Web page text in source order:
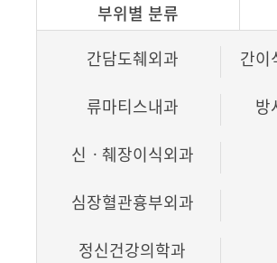
부위별 분류
간담도췌외과
간이
류마티스내과
방
신ㆍ췌장이식외과
심장혈관흉부외과
정신건강의학과